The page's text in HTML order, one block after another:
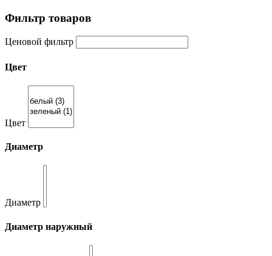
Фильтр товаров
Ценовой фильтр
Цвет
Цвет
Диаметр
Диаметр
Диаметр наружный